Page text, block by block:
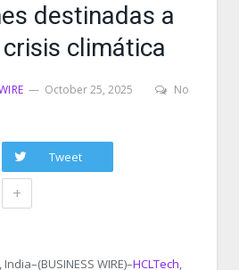
destinadas a
climática
October 25, 2025
No
Tweet
+
India–(BUSINESS WIRE)–HCLTech,